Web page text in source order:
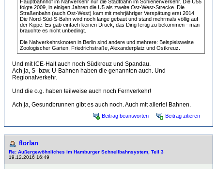
Hauptbahnhof im Nahverkehr nur die Stadtbahn im Schienenverkehr. Die U55
folgte 2009, in einigen Jahren die U5 als zweite Ost-West-Strecke. Die
Straßenbahn (auch Ost-West) kam mit mehrjähriger Verspätung erst 2014.
Die Nord-Süd-S-Bahn wird noch lange gebaut und stand mehrmals völlig auf
der Kippe. Es gab einfach keinen Druck, das Ding fertig zu bekommen - man
brauchte es nicht unbedingt.
Die Nahverkehrsknoten in Berlin sind andere und mehrere: Beispielsweise
Zoologischer Garten, Friedrichstraße, Alexanderplatz und Ostkreuz.
Und mit ICE-Halt auch noch Südkreuz und Spandau.
Ach ja, S- bzw. U-Bahnen haben die genannten auch. Und
Regionalverkehr.
Und die o.g. haben teilweise auch noch Fernverkehr!
Ach ja, Gesundbrunnen gibt es auch noch. Auch mit allerlei Bahnen.
Beitrag beantworten Beitrag zitieren
flor!an
Re: Außergewöhnliches im Hamburger Schnellbahnsystem, Teil 3
19.12.2016 16:49